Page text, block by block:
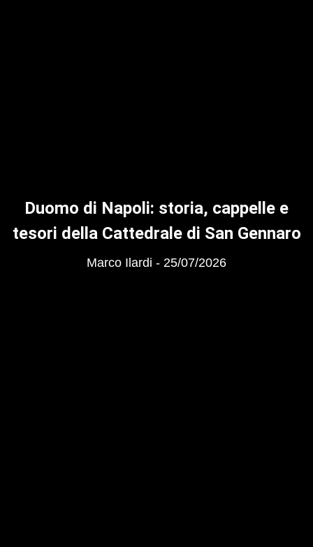
Duomo di Napoli: storia, cappelle e
tesori della Cattedrale di San Gennaro
Marco Ilardi 25/07/2026